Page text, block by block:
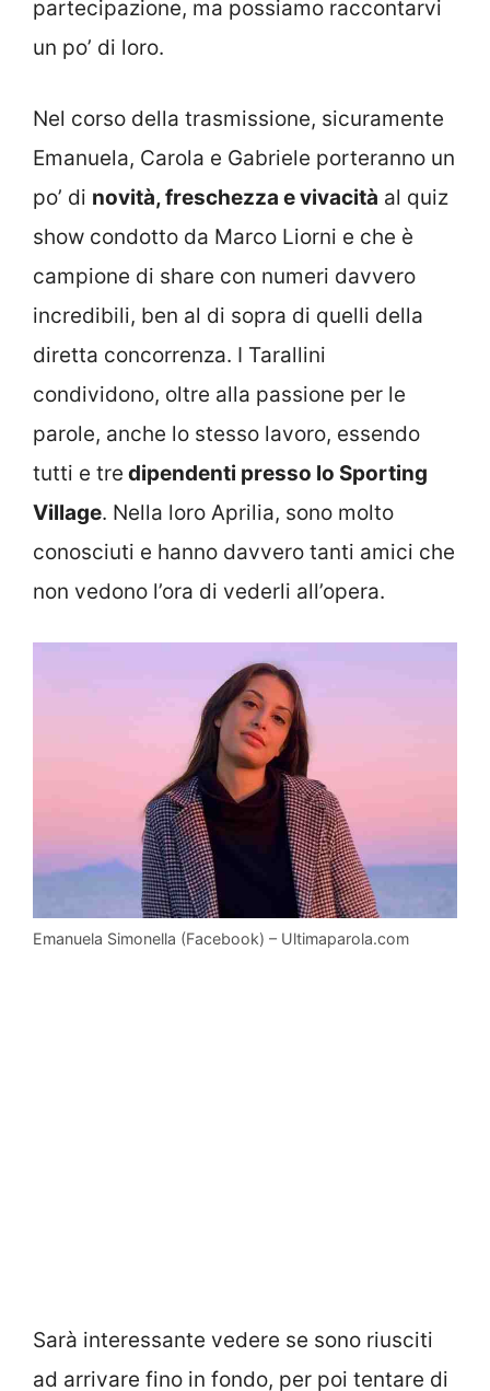
partecipazione, ma possiamo raccontarvi
un po’ di loro.
Nel corso della trasmissione, sicuramente
Emanuela, Carola e Gabriele porteranno un
po’ di novità, freschezza e vivacità al quiz
show condotto da Marco Liorni e che è
campione di share con numeri davvero
incredibili, ben al di sopra di quelli della
diretta concorrenza. I Tarallini
condividono, oltre alla passione per le
parole, anche lo stesso lavoro, essendo
tutti e tre dipendenti presso lo Sporting
Village. Nella loro Aprilia, sono molto
conosciuti e hanno davvero tanti amici che
non vedono l’ora di vederli all’opera.
Emanuela Simonella (Facebook) – Ultimaparola.com
Sarà interessante vedere se sono riusciti
ad arrivare fino in fondo, per poi tentare di